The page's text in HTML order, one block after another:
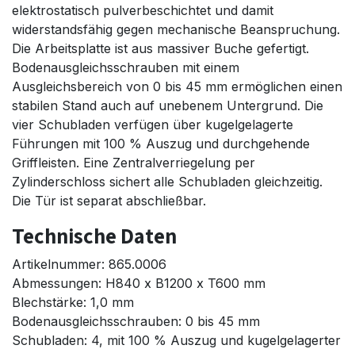
elektrostatisch pulverbeschichtet und damit
widerstandsfähig gegen mechanische Beanspruchung.
Die Arbeitsplatte ist aus massiver Buche gefertigt.
Bodenausgleichsschrauben mit einem
Ausgleichsbereich von 0 bis 45 mm ermöglichen einen
stabilen Stand auch auf unebenem Untergrund. Die
vier Schubladen verfügen über kugelgelagerte
Führungen mit 100 % Auszug und durchgehende
Griffleisten. Eine Zentralverriegelung per
Zylinderschloss sichert alle Schubladen gleichzeitig.
Die Tür ist separat abschließbar.
Technische Daten
Artikelnummer: 865.0006
Abmessungen: H840 x B1200 x T600 mm
Blechstärke: 1,0 mm
Bodenausgleichsschrauben: 0 bis 45 mm
Schubladen: 4, mit 100 % Auszug und kugelgelagerter